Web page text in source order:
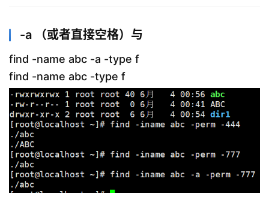
-a （或者直接空格）与
find -name abc -a -type f
find -name abc -type f